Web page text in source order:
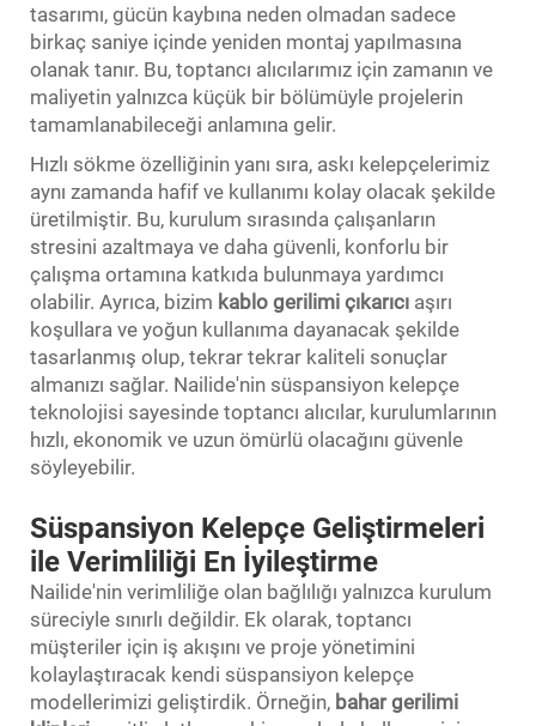
tasarımı, gücün kaybına neden olmadan sadece
birkaç saniye içinde yeniden montaj yapılmasına
olanak tanır. Bu, toptancı alıcılarımız için zamanın ve
maliyetin yalnızca küçük bir bölümüyle projelerin
tamamlanabileceği anlamına gelir.
Hızlı sökme özelliğinin yanı sıra, askı kelepçelerimiz
aynı zamanda hafif ve kullanımı kolay olacak şekilde
üretilmiştir. Bu, kurulum sırasında çalışanların
stresini azaltmaya ve daha güvenli, konforlu bir
çalışma ortamına katkıda bulunmaya yardımcı
olabilir. Ayrıca, bizim kablo gerilimi çıkarıcı aşırı
koşullara ve yoğun kullanıma dayanacak şekilde
tasarlanmış olup, tekrar tekrar kaliteli sonuçlar
almanızı sağlar. Nailide'nin süspansiyon kelepçe
teknolojisi sayesinde toptancı alıcılar, kurulumlarının
hızlı, ekonomik ve uzun ömürlü olacağını güvenle
söyleyebilir.
Süspansiyon Kelepçe Geliştirmeleri
ile Verimliliği En İyileştirme
Nailide'nin verimliliğe olan bağlılığı yalnızca kurulum
süreciyle sınırlı değildir. Ek olarak, toptancı
müşteriler için iş akışını ve proje yönetimini
kolaylaştıracak kendi süspansiyon kelepçe
modellerimizi geliştirdik. Örneğin, bahar gerilimi